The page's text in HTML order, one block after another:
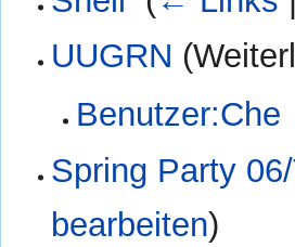
UUGRN
Benutzer:Che
Spring Party
bearbeiten)